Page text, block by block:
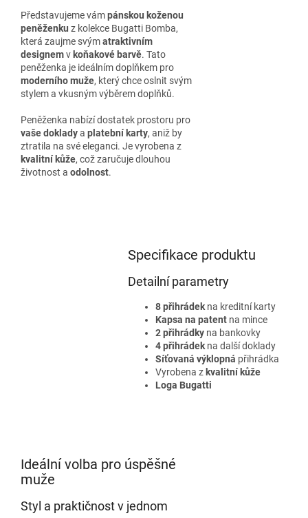
Představujeme vámpánskou koženou
peněženku z kolekce Bugatti Bomba,
která zaujme svýmatraktivním
designemv koňakové barvě. Tato
peněženka je ideálním doplňkem pro
moderního muže, který chce oslnit svým
stylem a vkusným výběrem doplňků.
Peněženka nabízí dostatek prostoru pro
vaše dokladya platební karty, aniž by
ztratila na své eleganci. Je vyrobena z
kvalitní kůže, což zaručuje dlouhou
životnost a odolnost.
Specifikace produktu
Detailní parametry
8 přihrádekna kreditní karty
Kapsa na patentna mince
2 přihrádkyna bankovky
4 přihrádekna další doklady
Síťovaná výklopná přihrádka
Vyrobena z kvalitní kůže
Loga Bugatti
Ideální volba pro úspěšné
muže
Styl a praktičnost v jednom